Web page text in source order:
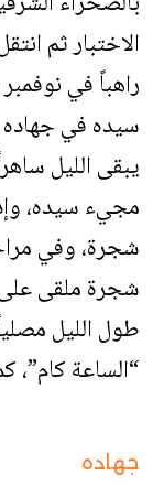
الاختبار ثم
سيده في جهاده
يبقى الليل
مجيء سيده،
شجرة، وفي
شجرة ملقى على
طول الليل
“الساعة كام”،
جهاده